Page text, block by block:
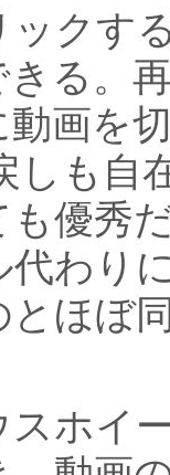
クす
る。
動画を
しも自
優秀
代わり
ほぼ
ホイ